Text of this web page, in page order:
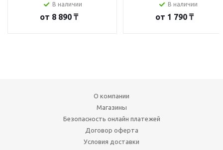
В наличии
от 8 890 ₸
В наличии
от 1 790 ₸
О компании
Магазины
Безопасность онлайн платежей
Договор оферта
Условия доставки